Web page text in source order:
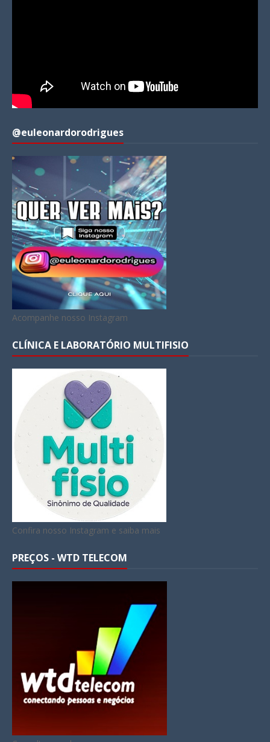
@euleonardorodrigues
Acompanhe nosso Instagram
CLÍNICA E LABORATÓRIO MULTIFISIO
Confira nosso Instagram e saiba mais
PREÇOS - WTD TELECOM